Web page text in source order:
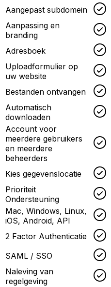
Aangepast subdomein
Aanpassing en
branding
Adresboek
Uploadformulier op
uw website
Bestanden ontvangen
Automatisch
downloaden
Account voor
meerdere gebruikers
en meerdere
beheerders
Kies gegevenslocatie
Prioriteit
Ondersteuning
Mac, Windows, Linux,
iOS, Android, API
2 Factor Authenticatie
SAML / SSO
Naleving van
regelgeving